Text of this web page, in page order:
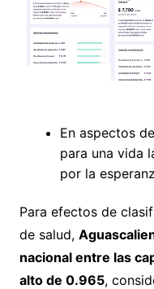
En aspectos
para una vida
por la
Para efectos de
de salud,
nacional entre las
alto de 0.965,